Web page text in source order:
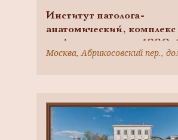
Институт патолога-
анатомический,
на Девичьем поле,
гг., арх. Быковский К.М.